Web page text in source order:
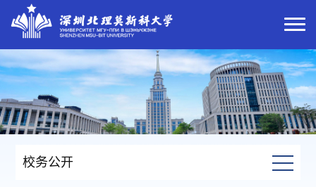
校务公开